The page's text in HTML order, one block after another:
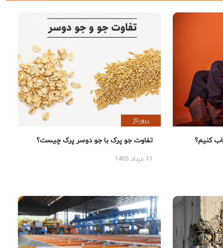
کنیم؟
رپورتاژ
تفاوت جو پرک با جو دوسر پرک چیست؟